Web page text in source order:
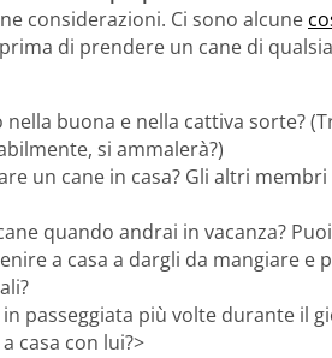
considerazioni. Ci sono alcune
di prendere un cane di
buona e nella cattiva sorte?
si ammalerà?)
un cane in casa? Gli altri
quando andrai in vacanza?
a casa a dargli da mangiare e
passeggiata più volte durante il
casa con lui?>